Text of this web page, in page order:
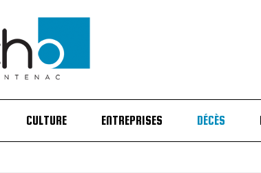
CULTURE ENTREPRISES DÉCÈS